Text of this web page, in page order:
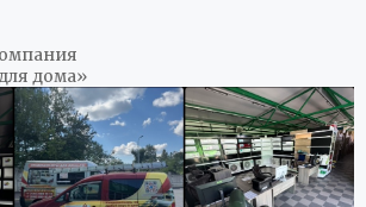
дома»